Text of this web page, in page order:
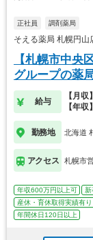
正社員 調剤薬局
そえる薬局 札幌円
【札幌市中央
グループの薬
給与
【月
【年
勤務地 北海道
アクセス 札幌市
年収600万円以上可 新
産休・育休取得実績有り
年間休日120日以上